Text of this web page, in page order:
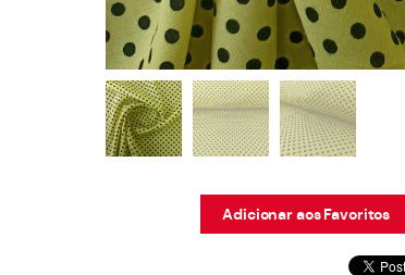
Adicionar aos Favoritos